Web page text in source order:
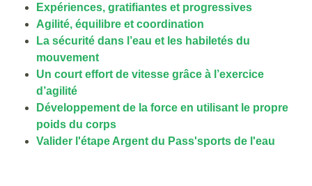
Expériences, gratifiantes et progressives
Agilité, équilibre et coordination
La sécurité dans l’eau et les habiletés du
mouvement
Un court effort de vitesse grâce à l’exercice
d’agilité
Développement de la force en utilisant le propre
poids du corps
Valider l'étape Argent du Pass'sports de l'eau